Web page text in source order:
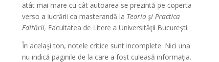
atât mai mare cu cât autoarea se prezintă pe coperta
verso a lucrării ca masterandă la Teoria şi Practica
Editării, Facultatea de Litere a Universităţii Bucureşti.
În acelaşi ton, notele critice sunt incomplete. Nici una
nu indică paginile de la care a fost culeasă informaţia.